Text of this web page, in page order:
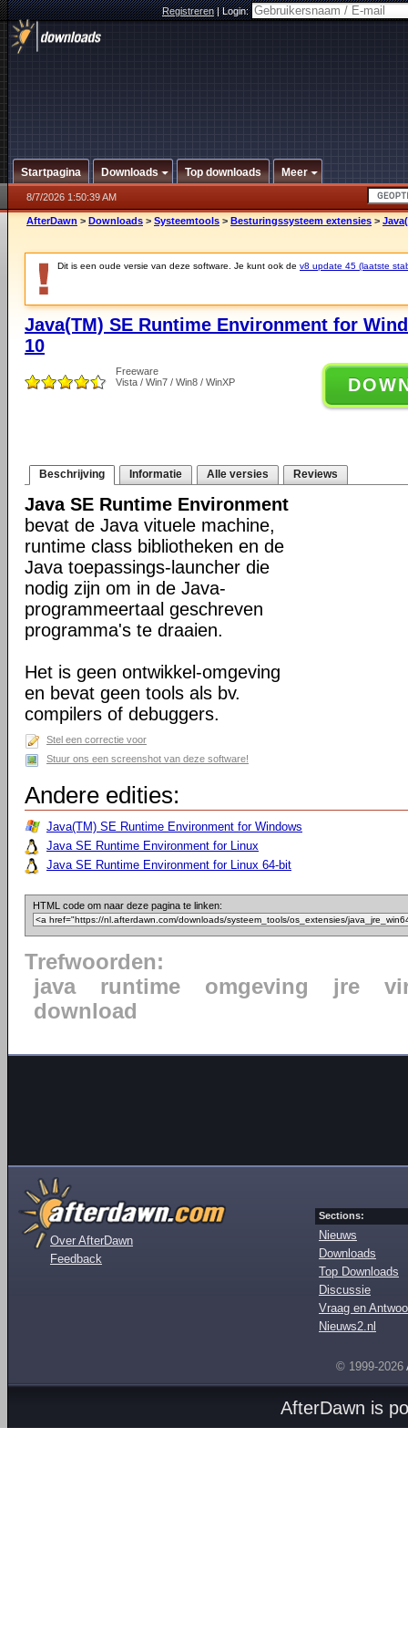
Registreren|Login:
Startpagina Downloads Top downloads Meer
8/7/2026 1:50:39 AM
AfterDawn > Downloads > Systeemtools > Besturingssysteem extensies >
Dit is een oude versie van deze software. Je kunt ook de v8 update 45 (laatste
Java(TM) SE Runtime Environment for
10
Freeware
Vista / Win7 / Win8 / WinXP
Beschrijving Informatie Alle versies Reviews
Java SE Runtime Environment
bevat de Java vituele machine,
runtime class bibliotheken en de
Java toepassings-launcher die
nodig zijn om in de Java-
programmeertaal geschreven
programma's te draaien.
Het is geen ontwikkel-omgeving
en bevat geen tools als bv.
compilers of debuggers.
Stel een correctie voor
Stuur ons een screenshot van deze software!
Andere edities:
Java(TM) SE Runtime Environment for Windows
Java SE Runtime Environment for Linux
Java SE Runtime Environment for Linux 64-bit
HTML code om naar deze pagina te linken:
Trefwoorden:
java
runtime omgeving jre
download
Over AfterDawn
Feedback
Sections:
Nieuws
Downloads
Top Downloads
Discussie
Vraag en
Nieuws2.nl
© 1999-2026
AfterDawn is